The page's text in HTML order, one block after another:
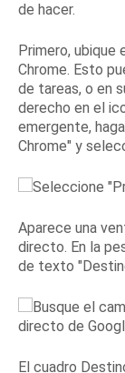
de hacer.
Primero, ubique
Chrome. Esto
de tareas, o en
derecho en el
emergente,
Chrome" y
Aparece una
directo. En la
de texto
El cuadro